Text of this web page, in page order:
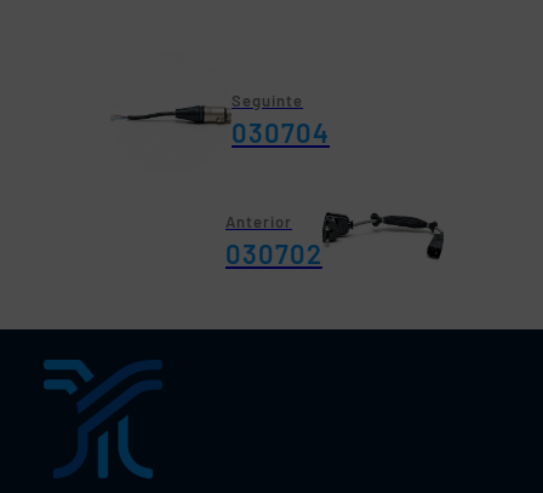
Seguinte
030704
Anterior
030702